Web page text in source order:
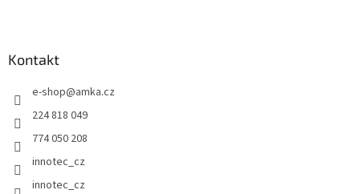
Kontakt
e-shop@amka.cz
224 818 049
774 050 208
innotec_cz
innotec_cz